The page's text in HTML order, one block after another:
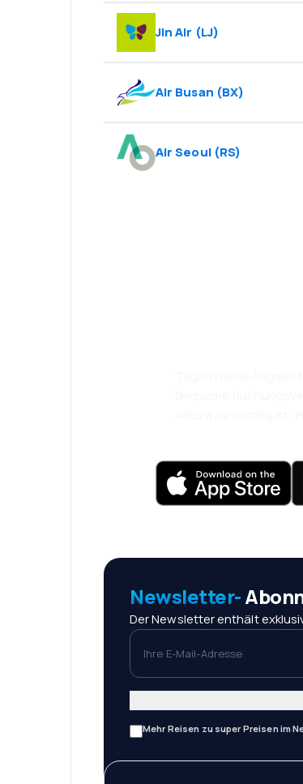
Jin Air (LJ)
Air Busan (BX)
Air Seoul(RS)
Newsletter-
Der Newsletter enthält
Ihre E-Mail-Adresse
Mehr Reisen zu super Preisen im